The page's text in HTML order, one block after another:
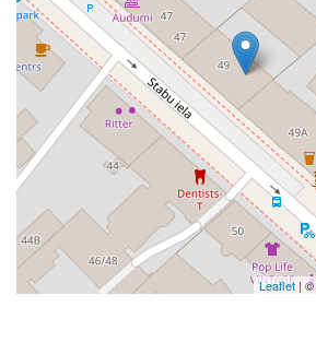
Leaflet | ©